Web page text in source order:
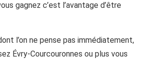
gagnez c’est l’avantage d’être
l’on ne pense pas immédiatement,
Évry-Courcouronnes ou plus vous